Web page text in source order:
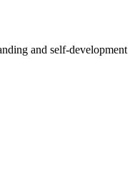
and self-development